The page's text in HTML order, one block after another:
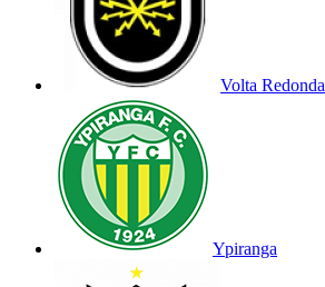
Volta Redonda
Ypiranga